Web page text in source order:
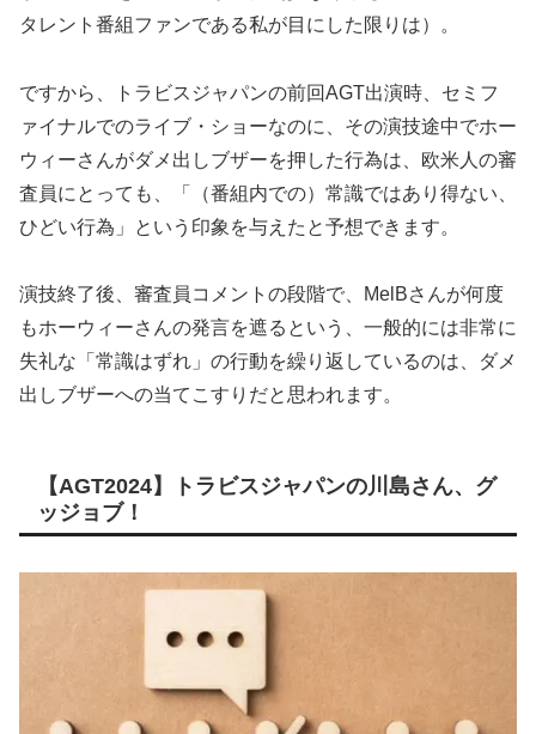
タレント番組ファンである私が目にした限りは）。
ですから、トラビスジャパンの前回AGT出演時、セミフ
ァイナルでのライブ・ショーなのに、その演技途中でホー
ウィーさんがダメ出しブザーを押した行為は、欧米人の審
査員にとっても、「（番組内での）常識ではあり得ない、
ひどい行為」という印象を与えたと予想できます。
演技終了後、審査員コメントの段階で、MelBさんが何度
もホーウィーさんの発言を遮るという、一般的には非常に
失礼な「常識はずれ」の行動を繰り返しているのは、ダメ
出しブザーへの当てこすりだと思われます。
【AGT2024】トラビスジャパンの川島さん、グ
ッジョブ！